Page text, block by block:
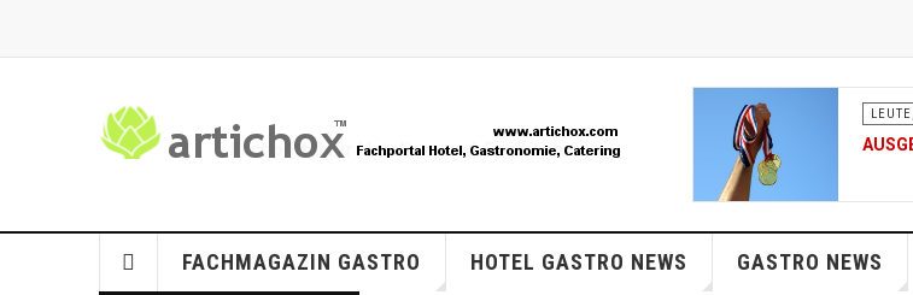
DER
FACHMAGAZIN GASTRO HOTEL GASTRO NEWS GASTRO NEWS